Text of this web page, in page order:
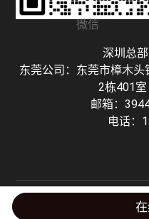
微信
深圳总
东莞公司：东莞市樟木
2栋401室
邮箱：
电话：
Copyright © 深圳市德胜兴电子有